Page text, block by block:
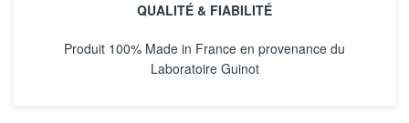
QUALITÉ & FIABILITÉ
Produit 100% Made in France en provenance du
Laboratoire Guinot